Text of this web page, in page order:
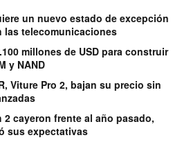
un nuevo estado de excepción
las telecomunicaciones
millones de USD para construir
y NAND
Viture Pro 2, bajan su precio sin
2 cayeron frente al año pasado,
sus expectativas